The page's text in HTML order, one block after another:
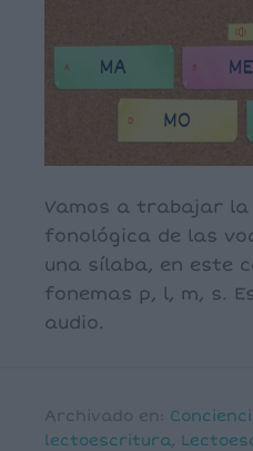
Vamos a trabajar la
fonológica de las
una sílaba, en este
fonemas p, l, m, s.
audio.
Archivado en:
lectoescritura,